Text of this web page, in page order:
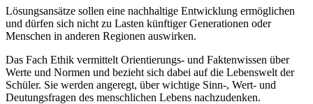
Lösungsansätze sollen eine nachhaltige Entwicklung ermöglichen
und dürfen sich nicht zu Lasten künftiger Generationen oder
Menschen in anderen Regionen auswirken.
Das Fach Ethik vermittelt Orientierungs- und Faktenwissen über
Werte und Normen und bezieht sich dabei auf die Lebenswelt der
Schüler. Sie werden angeregt, über wichtige Sinn-, Wert- und
Deutungsfragen des menschlichen Lebens nachzudenken.